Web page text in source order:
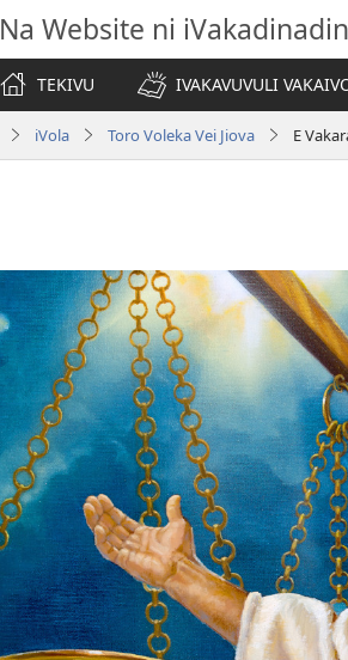
Na Website ni
TEKIVU
IVAKAVUVULI
iVola Toro Voleka Vei Jiova E